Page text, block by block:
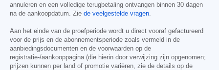
annuleren en een volledige terugbetaling ontvangen binnen 30 dagen
na de aankoopdatum. Zie de veelgestelde vragen
Aan het einde van de proefperiode wordt u direct vooraf gefactureerd
voor de prijs en de abonnementsperiode zoals vermeld in de
aanbiedingsdocumenten en de voorwaarden op de
registratie-/aankooppagina (die hierin door verwijzing zijn opgenomen;
prijzen kunnen per land of promotie variëren, zie de details op de